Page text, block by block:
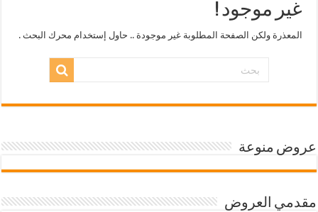
غير موجود !
المعذرة ولكن الصفحة المطلوبة غير موجودة .. حاول إستخدام محرك البحث .
عروض منوعة
مقدمي العروض